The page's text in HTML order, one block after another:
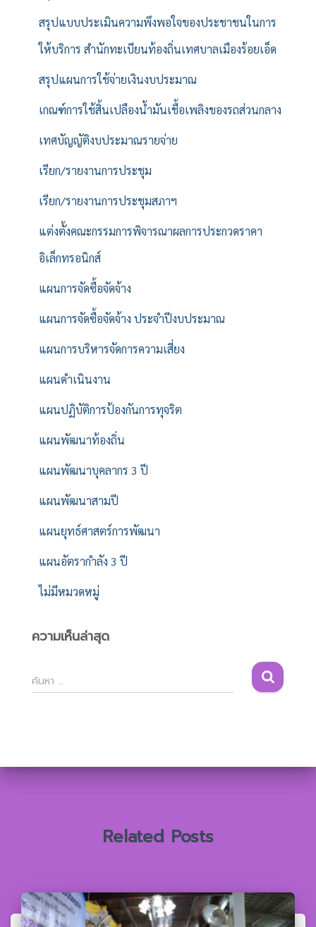
สรุปแบบประเมินความพึงพอใจของประชาชนในการ
ให้บริการ สำนักทะเบียนท้องถิ่นเทศบาลเมืองร้อยเอ็ด
สรุปแผนการใช้จ่ายเงินงบประมาณ
เกณฑ์การใช้สิ้นเปลืองน้ำมันเชื้อเพลิงของรถส่วนกลาง
เทศบัญญัติงบประมาณรายจ่าย
เรียก/รายงานการประชุม
เรียก/รายงานการประชุมสภาฯ
แต่งตั้งคณะกรรมการพิจารณาผลการประกวดราคา
อิเล็กทรอนิกส์
แผนการจัดซื้อจัดจ้าง
แผนการจัดซื้อจัดจ้าง ประจำปีงบประมาณ
แผนการบริหารจัดการความเสี่ยง
แผนดำเนินงาน
แผนปฏิบัติการป้องกันการทุจริต
แผนพัฒนาท้องถิ่น
แผนพัฒนาบุคลากร 3 ปี
แผนพัฒนาสามปี
แผนยุทธ์ศาสตร์การพัฒนา
แผนอัตรากำลัง 3 ปี
ไม่มีหมวดหมู่
ความเห็นล่าสุด
ค้
น
ห
ค้นหา …
Related Posts